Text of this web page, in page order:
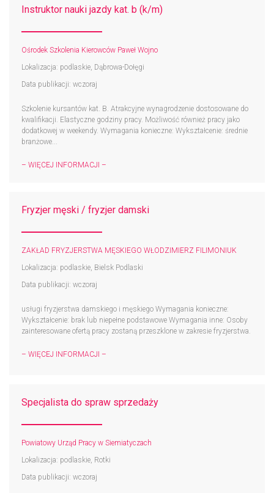
Instruktor nauki jazdy kat. b (k/m)
Ośrodek Szkolenia Kierowców Paweł Wojno
Lokalizacja: podlaskie, Dąbrowa-Dołęgi
Data publikacji: wczoraj
Szkolenie kursantów kat. B. Atrakcyjne wynagrodzenie dostosowane do
kwalifikacji. Elastyczne godziny pracy. Możliwość również pracy jako
dodatkowej w weekendy. Wymagania konieczne: Wykształcenie: średnie
branżowe...
– WIĘCEJ INFORMACJI –
Fryzjer męski / fryzjer damski
ZAKŁAD FRYZJERSTWA MĘSKIEGO WŁODZIMIERZ FILIMONIUK
Lokalizacja: podlaskie, Bielsk Podlaski
Data publikacji: wczoraj
usługi fryzjerstwa damskiego i męskiego Wymagania konieczne:
Wykształcenie: brak lub niepełne podstawowe Wymagania inne: Osoby
zainteresowane ofertą pracy zostaną przeszklone w zakresie fryzjerstwa.
– WIĘCEJ INFORMACJI –
Specjalista do spraw sprzedaży
Powiatowy Urząd Pracy w Siemiatyczach
Lokalizacja: podlaskie, Rotki
Data publikacji: wczoraj